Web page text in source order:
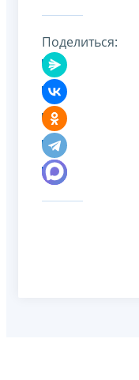
Поделиться: